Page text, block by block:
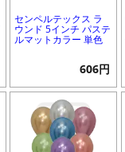
センペルテックス ラ
ウンド 5インチ パステ
ルマットカラー 単色
606円